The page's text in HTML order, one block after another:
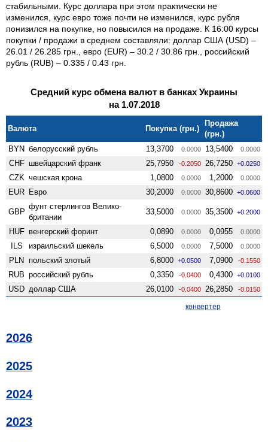
стабильными. Курс доллара при этом практически не
изменился, курс евро тоже почти не изменился, курс рубля
понизился на покупке, но повысился на продаже. К 16:00 курсы
покупки / продажи в среднем составляли: доллар США (USD) –
26.01 / 26.285 грн., евро (EUR) – 30.2 / 30.86 грн., российский
рубль (RUB) – 0.335 / 0.43 грн.
Средний курс обмена валют в банках Украины
на 1.07.2018
Валюта Покупка (грн.)
Продажа
(грн.)
BYN белорусский рубль 13,3700 0.0000 13,5400 0.0000
CHF швейцарский франк 25,7950 -0.2050 26,7250 +0.0250
CZK чешская крона 1,0800 0.0000 1,2000 0.0000
EUR Евро 30,2000 0.0000 30,8600 +0.0600
GBP
фунт стерлингов Велико­
британии
33,5000 0.0000 35,3500 +0.2000
HUF венгерский форинт 0,0890 0.0000 0,0955 0.0000
ILS израильский шекель 6,5000 0.0000 7,5000 0.0000
PLN польский злотый 6,8000 +0.0500 7,0900 -0.1550
RUB российский рубль 0,3350 -0.0400 0,4300 +0.0100
USD доллар США 26,0100 -0.0400 26,2850 -0.0150
конвертер
2026
2025
2024
2023